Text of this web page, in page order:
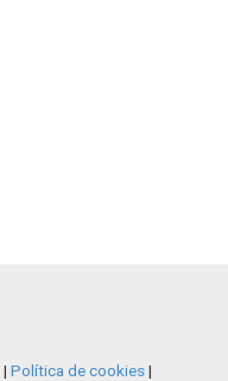
| Política de cookies|